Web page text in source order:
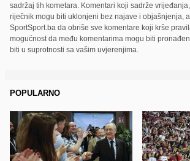
sadržaj tih kometara. Komentari koji sadrže
riječnik mogu biti uklonjeni bez najave i objašnjenja,
SportSport.ba da obriše sve komentare koji krše
mogućnost da među komentarima mogu biti
biti u suprotnosti sa vašim uvjerenjima.
POPULARNO